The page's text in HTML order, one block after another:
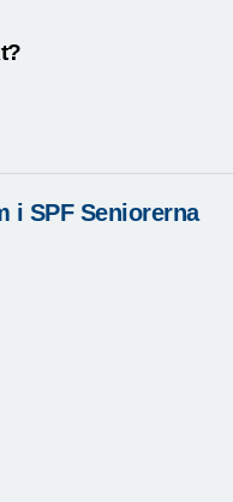
i SPF Seniorerna